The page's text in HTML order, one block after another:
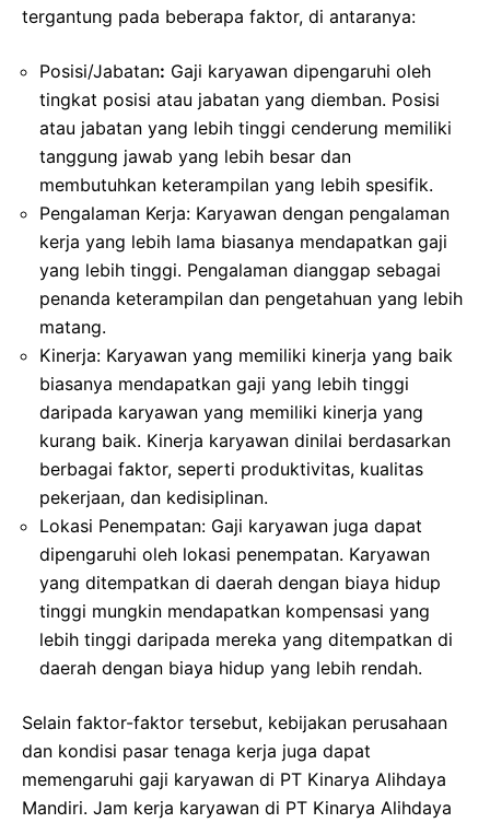
tergantung pada beberapa faktor, di antaranya:
Posisi/Jabatan: Gaji karyawan dipengaruhi oleh
tingkat posisi atau jabatan yang diemban. Posisi
atau jabatan yang lebih tinggi cenderung memiliki
tanggung jawab yang lebih besar dan
membutuhkan keterampilan yang lebih spesifik.
Pengalaman Kerja: Karyawan dengan pengalaman
kerja yang lebih lama biasanya mendapatkan gaji
yang lebih tinggi. Pengalaman dianggap sebagai
penanda keterampilan dan pengetahuan yang lebih
matang.
Kinerja: Karyawan yang memiliki kinerja yang baik
biasanya mendapatkan gaji yang lebih tinggi
daripada karyawan yang memiliki kinerja yang
kurang baik. Kinerja karyawan dinilai berdasarkan
berbagai faktor, seperti produktivitas, kualitas
pekerjaan, dan kedisiplinan.
Lokasi Penempatan: Gaji karyawan juga dapat
dipengaruhi oleh lokasi penempatan. Karyawan
yang ditempatkan di daerah dengan biaya hidup
tinggi mungkin mendapatkan kompensasi yang
lebih tinggi daripada mereka yang ditempatkan di
daerah dengan biaya hidup yang lebih rendah.
Selain faktor-faktor tersebut, kebijakan perusahaan
dan kondisi pasar tenaga kerja juga dapat
memengaruhi gaji karyawan di PT Kinarya Alihdaya
Mandiri. Jam kerja karyawan di PT Kinarya Alihdaya